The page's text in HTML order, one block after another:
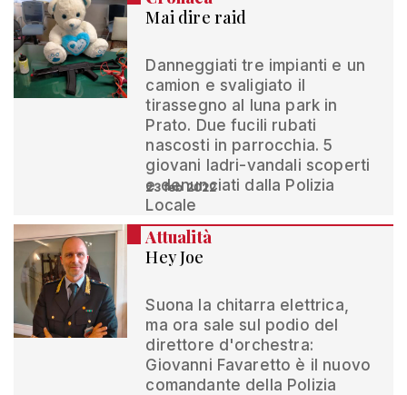
Mai dire raid
Danneggiati tre impianti e un
camion e svaligiato il
tirassegno al luna park in
Prato. Due fucili rubati
nascosti in parrocchia. 5
giovani ladri-vandali scoperti
e denunciati dalla Polizia
Locale
23 feb 2022
Attualità
Hey Joe
Suona la chitarra elettrica,
ma ora sale sul podio del
direttore d'orchestra:
Giovanni Favaretto è il nuovo
comandante della Polizia